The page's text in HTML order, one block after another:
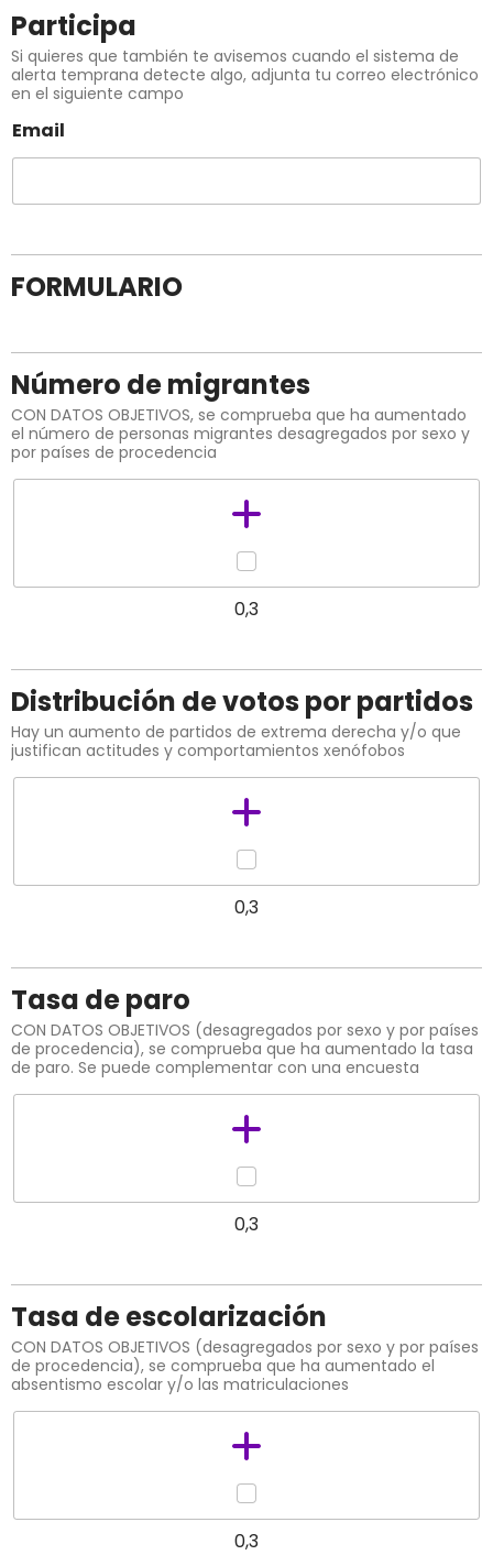
Participa
Si quieres que también te avisemos cuando el sistema de
alerta temprana detecte algo, adjunta tu correo electrónico
en el siguiente campo
Email
FORMULARIO
Número de migrantes
CON DATOS OBJETIVOS, se comprueba que ha aumentado
el número de personas migrantes desagregados por sexo y
por países de procedencia
0,3
Distribución de votos por partidos
Hay un aumento de partidos de extrema derecha y/o que
justifican actitudes y comportamientos xenófobos
0,3
Tasa de paro
CON DATOS OBJETIVOS (desagregados por sexo y por países
de procedencia), se comprueba que ha aumentado la tasa
de paro. Se puede complementar con una encuesta
0,3
Tasa de escolarización
CON DATOS OBJETIVOS (desagregados por sexo y por países
de procedencia), se comprueba que ha aumentado el
absentismo escolar y/o las matriculaciones
0,3